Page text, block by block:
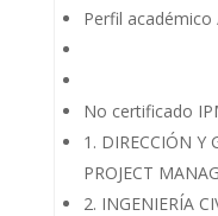
Perfil
No certificado
1. DIRECCIÓN Y
PROJECT
2. INGENIERÍA